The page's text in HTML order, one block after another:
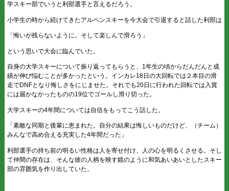
学スキー部でいうと利部選手と言えるだろう。
小学生の時から続けてきたアルペンスキーを今大会で引退すると話した利部は
「悔いが残らないように。そして楽しんで滑ろう」
という思いで大会に臨んでいた。
自身の大学スキーについて振り返ってもらうと、1年生の頃からだんだんと成
績が伸び悩むことが多かったという。インカレ18日の大回転では２本目の滑
走でDNFとなり悔しさをにじませた。それでも20日に行われた回転では入賞
には届かなかったものの19位でゴールし滑り切った。
大学スキーの4年間については自信をもってこう話した。
「素敵な同期と後輩に恵まれた。自分の結果は悔しいものだけど、（チーム）
みんなで高め合える充実した4年間だった」
利部選手の持ち前の明るい性格は人を寄せ付け、人の心を明るくさせる。そし
て仲間の存在は、そんな彼の人柄を映す鏡のように和気あいあいとしたスキー
部の雰囲気を作り出していた。